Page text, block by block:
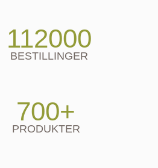
112000
BESTILLINGER
700+
PRODUKTER